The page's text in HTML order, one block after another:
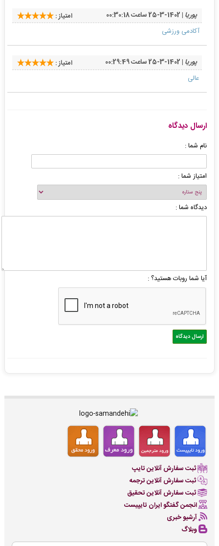
پوریا | 1402-3-25 ساعت 00:30:18
امتیاز :
آکادمی ورزشی
پوریا | 1402-3-25 ساعت 00:29:49
امتیاز :
عالی
ارسال دیدگاه
نام شما :
امتیاز شما :
دیدگاه شما :
آیا شما روبات هستید؟ :
ثبت سفارش آنلاین تایپ
ثبت سفارش آنلاین ترجمه
ثبت سفارش آنلاین تحقیق
انجمن گفتگو ایران تایپیست
آرشیو خبری
وبلاگ